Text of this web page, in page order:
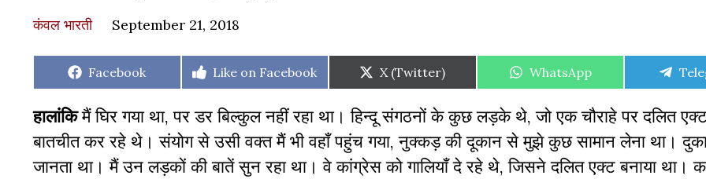
कंवल भारती September 21, 2018
Share
Facebook
Share
Like on Facebook
Share
on
X (Twitter)
Share
WhatsApp
हालांकिमैं घिर गया था, पर डर बिल्कुल नहीं रहा था। हिन्दू संगठनों के कुछ लड़के थे, जो एक चौराहे पर दलित
बातचीत कर रहे थे। संयोग से उसी वक्त मैं भी वहाँ पहुंच गया, नुक्कड़ की दूकान से मुझे कुछ सामान लेना था।
जानता था। मैं उन लड़कों की बातें सुन रहा था। वे कांग्रेस को गालियाँ दे रहे थे,जिसने दलित एक्ट बनाया था।